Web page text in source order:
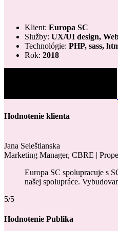
Klient: Europa SC
Služby: UX/UI design,
Technológie: PHP, sass,
Rok: 2018
Hodnotenie klienta
Jana Seleštianska
Marketing Manager, CBRE |
Europa SC spolupracuje s
našej spolupráce.
5/5
Hodnotenie Publika